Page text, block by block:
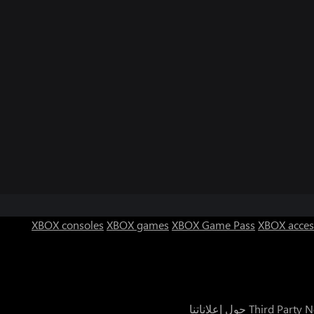
XBOX consoles XBOX games XBOX Game Pass XBOX
Third Party حول إعلاناتنا